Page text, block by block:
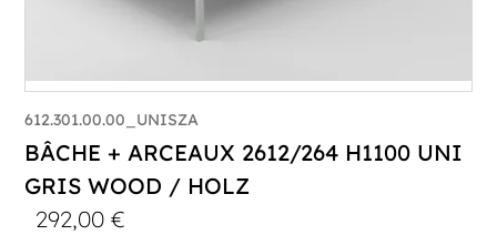
612.301.00.00_UNISZA
BÂCHE + ARCEAUX 2612/264 H1100 UNI
GRIS WOOD / HOLZ
292,00€